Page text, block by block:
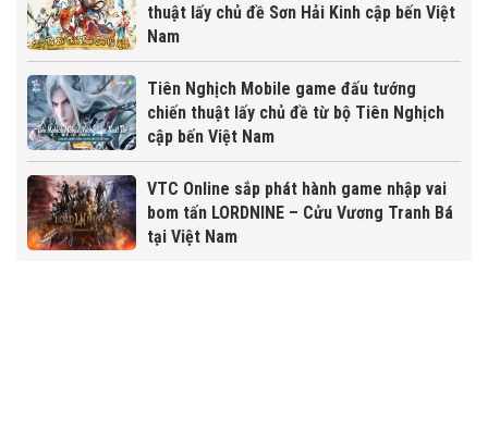
thuật lấy chủ đề Sơn Hải Kinh cập bến Việt
Nam
Tiên Nghịch Mobile game đấu tướng
chiến thuật lấy chủ đề từ bộ Tiên Nghịch
cập bến Việt Nam
VTC Online sắp phát hành game nhập vai
bom tấn LORDNINE – Cửu Vương Tranh Bá
tại Việt Nam